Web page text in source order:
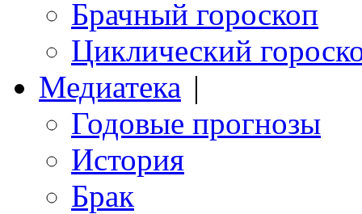
Брачный гороскоп
Циклический
Медиатека |
Годовые прогнозы
История
Брак